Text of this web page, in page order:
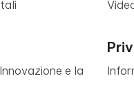
e la